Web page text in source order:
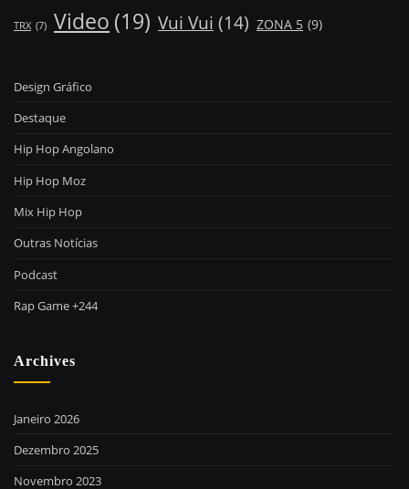
TRX (7) Video (19) Vui Vui (14) ZONA 5 (9)
Design Gráfico
Destaque
Hip Hop Angolano
Hip Hop Moz
Mix Hip Hop
Outras Notícias
Podcast
Rap Game +244
Archives
Janeiro 2026
Dezembro 2025
Novembro 2023